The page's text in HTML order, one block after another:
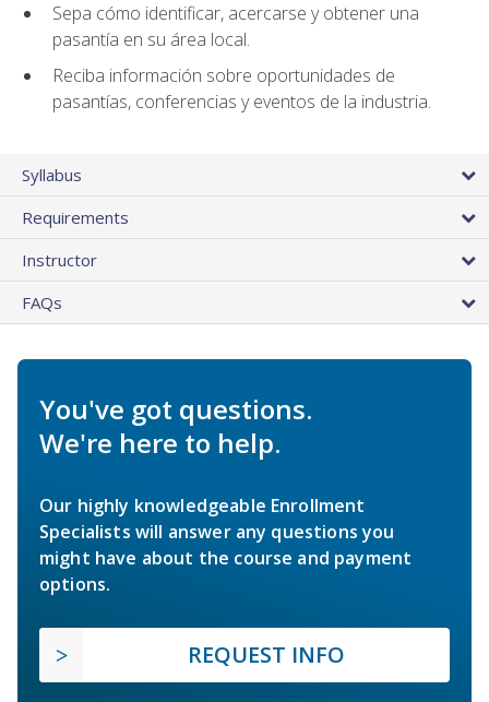
Sepa cómo identificar, acercarse y obtener una
pasantía en su área local.
Reciba información sobre oportunidades de
pasantías, conferencias y eventos de la industria.
Syllabus
Requirements
Instructor
FAQs
You've got questions.
We're here to help.
Our highly knowledgeable Enrollment
Specialists will answer any questions you
might have about the course and payment
options.
REQUEST INFO